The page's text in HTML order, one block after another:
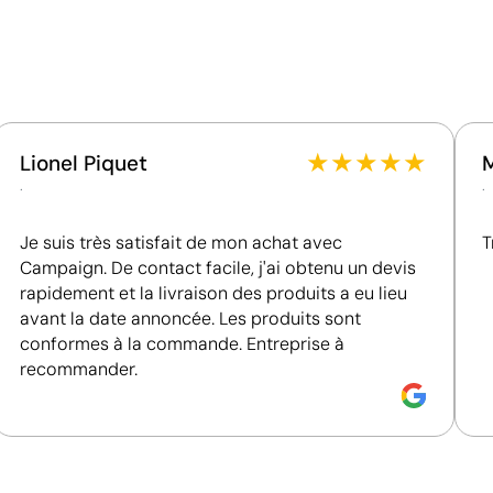
Certification du fournisseur - Points: 8 / 15
Fournisseur lié à une usine auditée selon une norme
reconnue, garantissant la vérification des
Bronze, se situant parmi les 35 % des meilleures
entreprises en matière de performance ESG.
Lionel Piquet
.
★★★★★
Je suis très satisfait de mon achat avec
Campaign. De contact facile, j'ai obtenu un devis
rapidement et la livraison des produits a eu lieu
avant la date annoncée. Les produits sont
conformes à la commande. Entreprise à
recommander.
.